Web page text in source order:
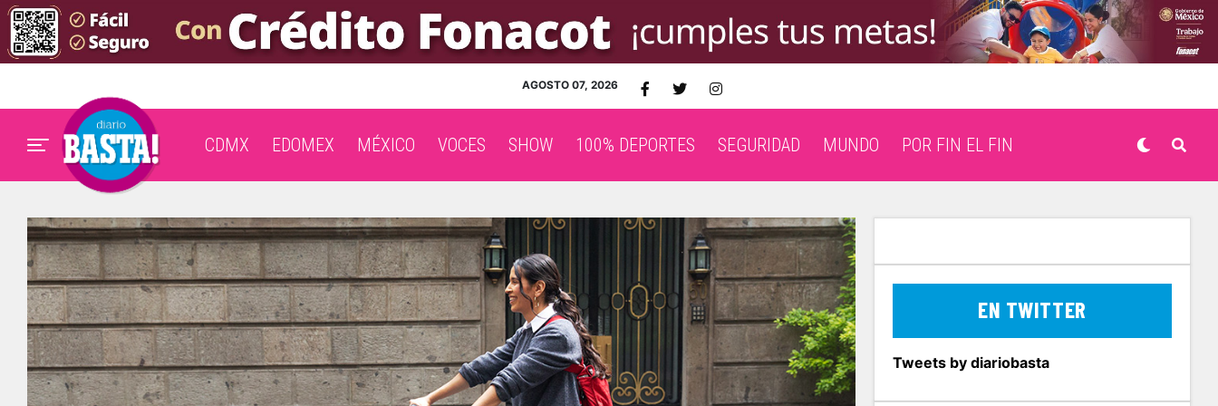
AGOSTO 07, 2026
CDMX EDOMEX MÉXICO VOCES SHOW 100% DEPORTES SEGURIDAD MUNDO POR FIN EL FIN
EN TWITTER
Tweets by diariobasta